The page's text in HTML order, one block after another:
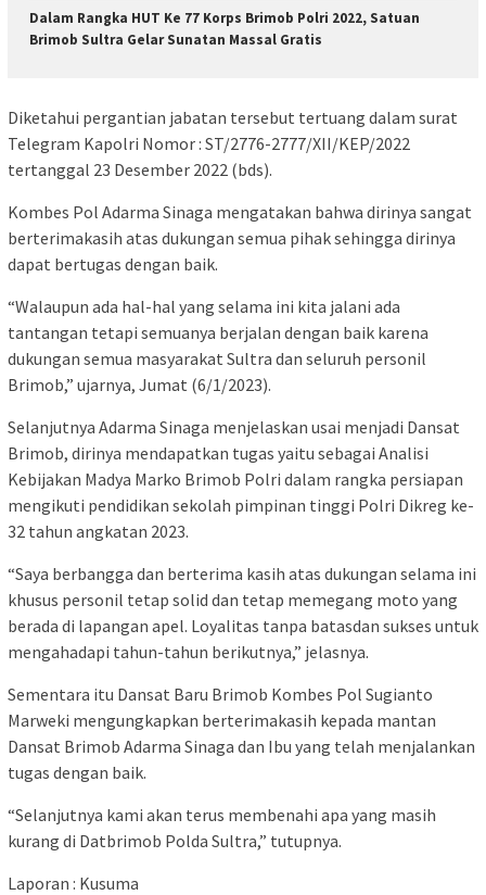
Dalam Rangka HUT Ke 77 Korps Brimob Polri 2022, Satuan
Brimob Sultra Gelar Sunatan Massal Gratis
Diketahui pergantian jabatan tersebut tertuang dalam surat
Telegram Kapolri Nomor : ST/2776-2777/XII/KEP/2022
tertanggal 23 Desember 2022 (bds).
Kombes Pol Adarma Sinaga mengatakan bahwa dirinya sangat
berterimakasih atas dukungan semua pihak sehingga dirinya
dapat bertugas dengan baik.
“Walaupun ada hal-hal yang selama ini kita jalani ada
tantangan tetapi semuanya berjalan dengan baik karena
dukungan semua masyarakat Sultra dan seluruh personil
Brimob,” ujarnya, Jumat (6/1/2023).
Selanjutnya Adarma Sinaga menjelaskan usai menjadi Dansat
Brimob, dirinya mendapatkan tugas yaitu sebagai Analisi
Kebijakan Madya Marko Brimob Polri dalam rangka persiapan
mengikuti pendidikan sekolah pimpinan tinggi Polri Dikreg ke-
32 tahun angkatan 2023.
“Saya berbangga dan berterima kasih atas dukungan selama ini
khusus personil tetap solid dan tetap memegang moto yang
berada di lapangan apel. Loyalitas tanpa batasdan sukses untuk
mengahadapi tahun-tahun berikutnya,” jelasnya.
Sementara itu Dansat Baru Brimob Kombes Pol Sugianto
Marweki mengungkapkan berterimakasih kepada mantan
Dansat Brimob Adarma Sinaga dan Ibu yang telah menjalankan
tugas dengan baik.
“Selanjutnya kami akan terus membenahi apa yang masih
kurang di Datbrimob Polda Sultra,” tutupnya.
Laporan : Kusuma